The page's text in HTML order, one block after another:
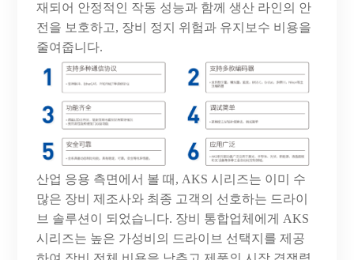
재되어 안정적인 작동 성능과 함께 생산 라인의 안
전을 보호하고, 장비 정지 위험과 유지보수 비용을
줄여줍니다.
산업 응용 측면에서 볼 때 , AKS 시리즈는 이미 수
많은 장비 제조사와 최종 고객의 선호하는 드라이
브 솔루션이 되었습니다. 장비 통합업체에게 AKS
시리즈는 높은 가성비의 드라이브 선택지를 제공